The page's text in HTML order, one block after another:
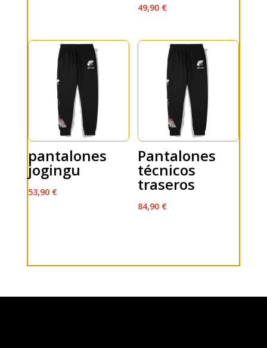
49,90 €
pantalones
jogingu
53,90 €
Pantalones
técnicos
traseros
84,90 €